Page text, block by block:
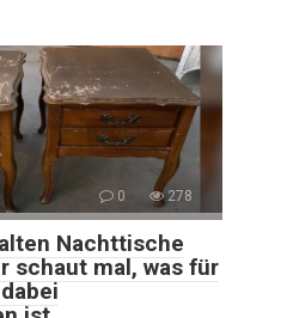
0 278
Nachttische
schaut mal, was für